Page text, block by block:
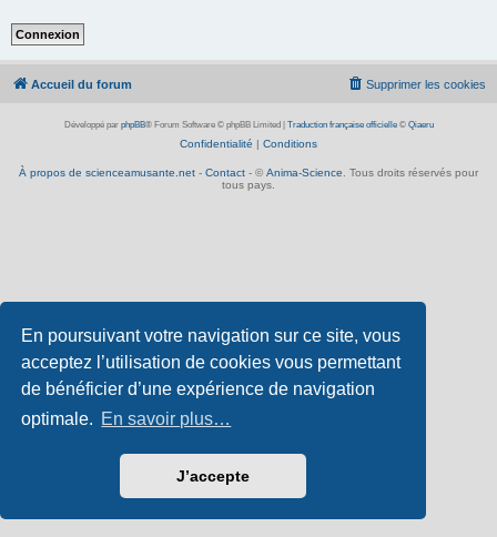
En poursuivant votre navigation sur ce site, vous
acceptez l’utilisation de cookies vous permettant
de bénéficier d’une expérience de navigation
optimale. En savoir plus…
J’accepte
Accueil du forum Supprimer les cookies
Développé par phpBB® Forum Software © phpBB Limited Traduction française officielle© Qiaeru
Confidentialité | Conditions
À propos de scienceamusante.net - Contact - © Anima-Science . Tous droits réservés pour
tous pays.